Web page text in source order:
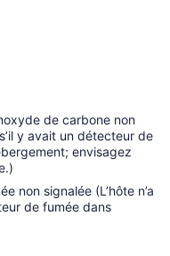
de carbone non
y avait un détecteur de
envisagez
non signalée (L’hôte n’a
de fumée dans